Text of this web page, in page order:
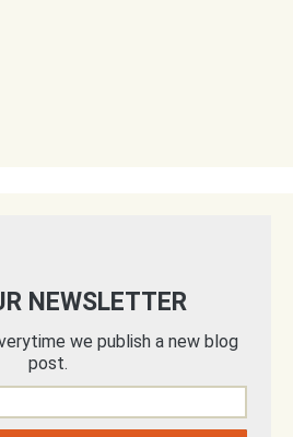
NEWSLETTER
we publish a new blog
post.